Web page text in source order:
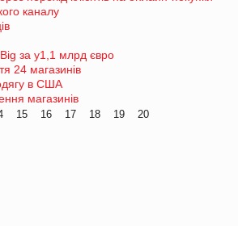
каналу
за у1,1 млрд євро
24 магазинів
в США
магазинів
15 16 17 18 19 20